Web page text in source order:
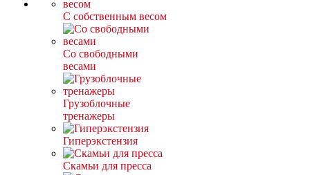
С собственным весом
Со свободными
весами
Грузоблочные
тренажеры
Гиперэкстензия
Скамьи для пресса